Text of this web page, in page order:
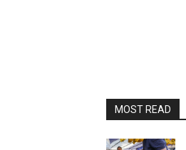
MOST READ